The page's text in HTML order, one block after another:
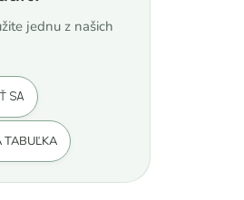
jednu z našich
SA
TABUĽKA